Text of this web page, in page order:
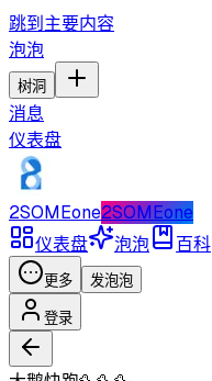
跳到主要内容
泡泡
树洞
消息
仪表盘
2SOMEone2SOMEone
仪表盘
泡泡 百科
更多 发泡泡
登录